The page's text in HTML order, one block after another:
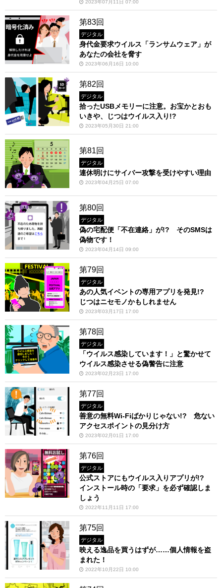
2023年07月11日 07:00
第83回
デジタル
身代金要求ウイルス「ランサムウェア」が
あなたの会社を脅す
2023年06月16日 10:00
第82回
デジタル
拾ったUSBメモリーに注意。お宝かとおも
いきや、じつはウイルス入り!?
2023年05月30日 21:00
第81回
デジタル
連休明けにサイバー攻撃を受けやすい理由
2023年04月25日 07:00
第80回
デジタル
偽の宅配便「不在連絡」が!? そのSMSは
偽物です！
2023年04月14日 09:00
第79回
デジタル
あの人気イベントの専用アプリを発見!?
じつはニセモノかもしれません
2023年03月17日 17:00
第78回
デジタル
「ウイルス感染しています！」と驚かせて
ウイルス感染させる偽警告に注意
2023年02月23日 17:00
第77回
デジタル
善意の無料Wi-Fiばかりじゃない!? 危ない
アクセスポイントの見分け方
2023年02月01日 17:00
第76回
デジタル
公式ストアにもウイルス入りアプリが!?
インストール時の「要求」を必ず確認しま
しょう
2022年11月11日 17:00
第75回
デジタル
映える逸品を買うはずが……個人情報を盗
まれた！
2022年10月22日 10:00